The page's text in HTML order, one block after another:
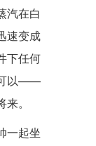
汽在白
速变成
下任何
可以——
。
一起坐